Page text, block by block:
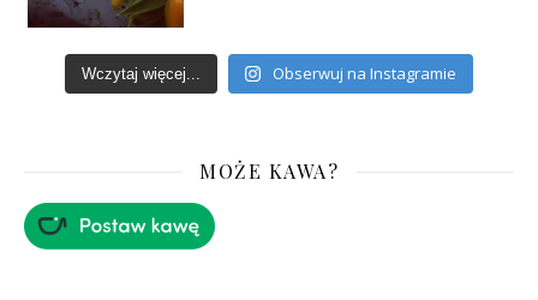
Wczytaj więcej... Obserwuj na Instagramie
MOŻE KAWA?